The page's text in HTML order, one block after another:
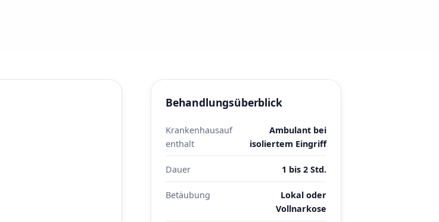
Behandlungsüberblick
Krankenhausauf
enthalt
Ambulant bei
isoliertem Eingriff
Dauer 1 bis 2 Std.
Betäubung
Lokal oder
Vollnarkose